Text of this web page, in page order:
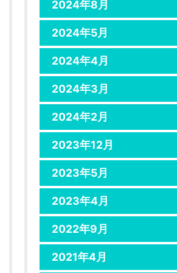
2024年8月
2024年5月
2024年4月
2024年3月
2024年2月
2023年12月
2023年5月
2023年4月
2022年9月
2021年4月